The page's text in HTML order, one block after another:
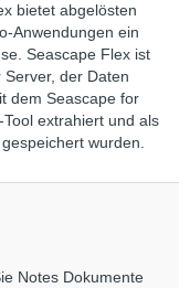
bietet abgelösten
Anwendungen ein
Seascape Flex ist
der Daten
dem Seascape for
extrahiert und als
wurden.
Notes Dokumente